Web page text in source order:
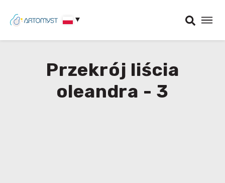
Przekrój liścia
oleandra - 3